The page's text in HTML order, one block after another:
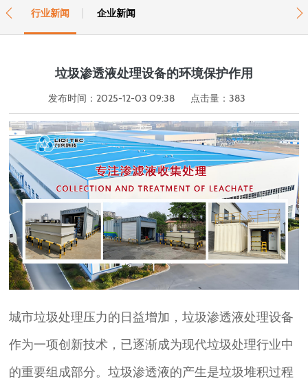
行业新闻 企业新闻
 
垃圾渗透液处理设备的环境保护作用
发布时间：2025-12-03 09:38 点击量：383
城市垃圾处理压力的日益增加，垃圾渗透液处理设备
作为一项创新技术，已逐渐成为现代垃圾处理行业中
的重要组成部分。垃圾渗透液的产生是垃圾堆积过程